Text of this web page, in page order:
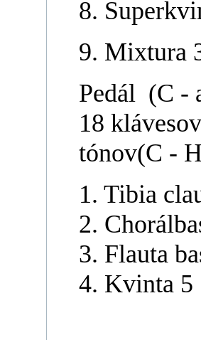
8.
9. Mixtura
Pedál (C -
18
tónov(C -
1. Tibia
2.
3. Flauta
4. Kvinta 5